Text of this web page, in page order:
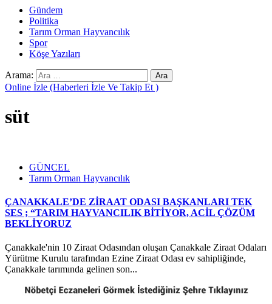
Gündem
Politika
Tarım Orman Hayvancılık
Spor
Köşe Yazıları
Arama:
Online İzle (Haberleri İzle Ve Takip Et )
süt
GÜNCEL
Tarım Orman Hayvancılık
ÇANAKKALE’DE ZİRAAT ODASI BAŞKANLARI TEK
SES ; “TARIM HAYVANCILIK BİTİYOR, ACİL ÇÖZÜM
BEKLİYORUZ
Çanakkale'nin 10 Ziraat Odasından oluşan Çanakkale Ziraat Odaları
Yürütme Kurulu tarafından Ezine Ziraat Odası ev sahipliğinde,
Çanakkale tarımında gelinen son...